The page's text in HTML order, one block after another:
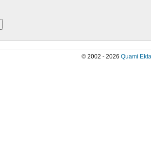
© 2002 - 2026 Quami